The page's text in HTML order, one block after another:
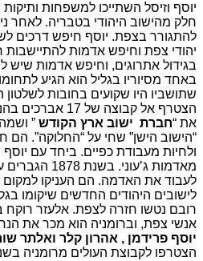
להתגורר בצפת. יוסף חיפש דרכים
יהודי צפת וחיפש אדמות להתיישבות
בגידול אתרוגים, וחיפש אדמות שיש
באחד מסיוריו בגליל הוא הגיע
שתושביו היו שקועים בחובות לשלטון
הצטרף אל קבוצה של 17 אברכים בהנהגת
את “חברת ישוב ארץ הקודש ”
“הישוב הישן” שחי על “החלוקה”. הם
ולחיות מעבודת כפיים. ביחד עם
מאדמות
לעבוד את האדמה. הם העניקו למקום
לישובים היהודים החדשים שיקומו
רובם נטשו חזרה לצפת. אלעזר
אנשי צפת, וברומניה הוא מכר את
יוסף פרידמן , אהרון קלר ואלתר
הצטרפו לקבוצת העולים מרומניה בשנת 1882 ויסדו את ראש